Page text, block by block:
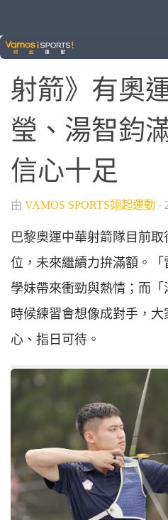
射箭 / 綜合運動
射箭》有奧
瑩、湯智鈞
信心十足
由 VAMOS SPORTS翊起運動 ·
巴黎奧運中華射箭隊目前
位，未來繼續力拚滿額。
學妹帶來衝勁與熱情；而
時候練習會想像成對手，
心、指日可待。